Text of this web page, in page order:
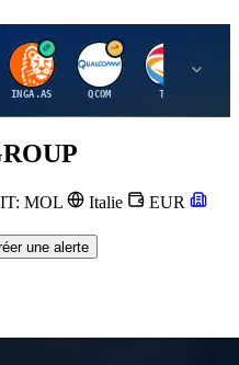
I
INGA.AS
Q
QCOM
T
TTE
MOL Italie
EUR
une alerte